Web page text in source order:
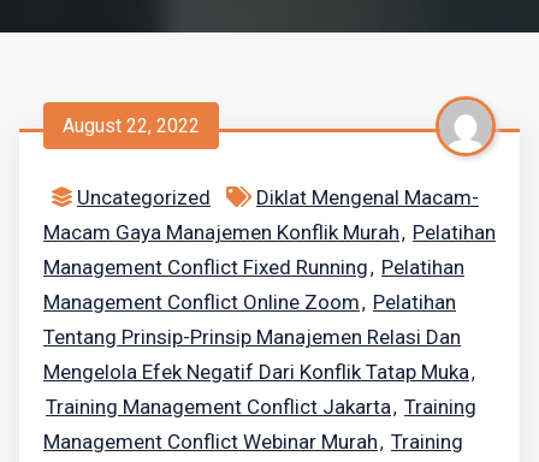
August 22, 2022
Uncategorized
Diklat Mengenal Macam-
Macam Gaya Manajemen Konflik Murah, Pelatihan
Management Conflict Fixed Running, Pelatihan
Management Conflict Online Zoom, Pelatihan
Tentang Prinsip-Prinsip Manajemen Relasi Dan
Mengelola Efek Negatif Dari Konflik Tatap Muka,
Training Management Conflict Jakarta, Training
Management Conflict Webinar Murah, Training